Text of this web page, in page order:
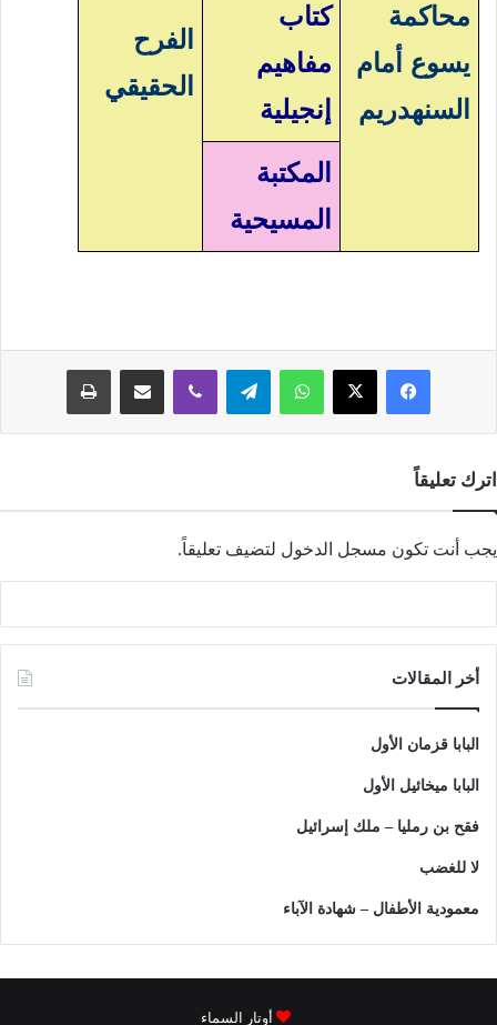
محاكمة
يسوع أمام
السنهدريم
الفرح
الحقيقي
كتاب
مفاهيم
إنجيلية
المكتبة
المسيحية
فيسبوك‫X واتسابتيلقرامڤايبر مشاركة عبر البريد طباعة
اترك تعليقاً
يجب أنت تكون مسجل الدخول لتضيف تعليقاً.
أخر المقالات
البابا قزمان الأول
البابا ميخائيل الأول
فقح بن رمليا – ملك إسرائيل
لا للغضب
معمودية الأطفال – شهادة الآباء
أوتار السماء